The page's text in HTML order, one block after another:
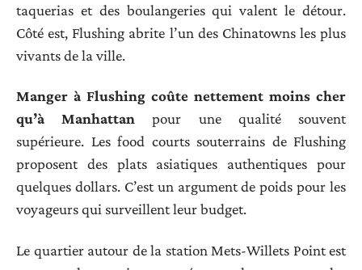
taquerias et des boulangeries qui valent le détour.
Côté est, Flushing abrite l’un des Chinatowns les plus
vivants de la ville.
Manger à Flushing coûte nettement moins cher
qu’à Manhattan pour une qualité souvent
supérieure. Les food courts souterrains de Flushing
proposent des plats asiatiques authentiques pour
quelques dollars. C’est un argument de poids pour les
voyageurs qui surveillent leur budget.
Le quartier autour de la station Mets-Willets Point est